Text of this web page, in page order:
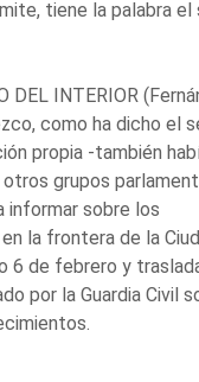
tiene la palabra el
DEL INTERIOR
como ha dicho el
propia -también
grupos
informar sobre los
la frontera de la
6 de febrero y
por la Guardia Civil